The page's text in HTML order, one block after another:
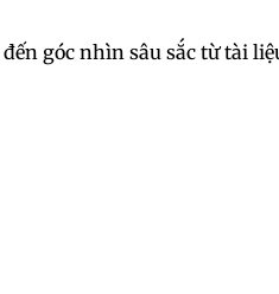
góc nhìn sâu sắc từ tài